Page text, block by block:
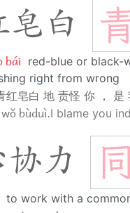
皂白
bái red-blue or black-
right from wrong
红皂白 地 责怪 你 ， 是
bùduì.I blame you
力 同
to work with a